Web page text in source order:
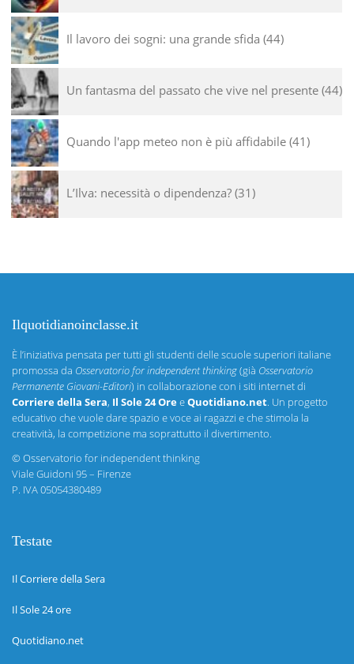
Il lavoro dei sogni: una grande sfida 44
Un fantasma del passato che vive nel presente 44
Quando l'app meteo non è più affidabile 41
L’Ilva: necessità o dipendenza? 31
Ilquotidianoinclasse.it
È l’iniziativa pensata per tutti gli studenti delle scuole superiori italiane
promossa da Osservatorio for independent thinking(già Osservatorio
Permanente Giovani-Editori) in collaborazione con i siti internet di
Corriere della Sera, Il Sole 24 OreeQuotidiano.net. Un progetto
educativo che vuole dare spazio e voce ai ragazzi e che stimola la
creatività, la competizione ma soprattutto il divertimento.
©Osservatorio for independent thinking
Viale Guidoni 95 – Firenze
P. IVA 05054380489
Testate
Il Corriere della Sera
Il Sole 24 ore
Quotidiano.net